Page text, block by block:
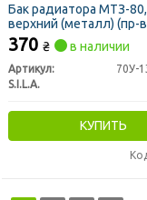
Бак радиатора МТЗ-
верхний (металл) (пр-
370 ₴ в наличии
Артикул:
S.I.L.A.
КУПИТЬ